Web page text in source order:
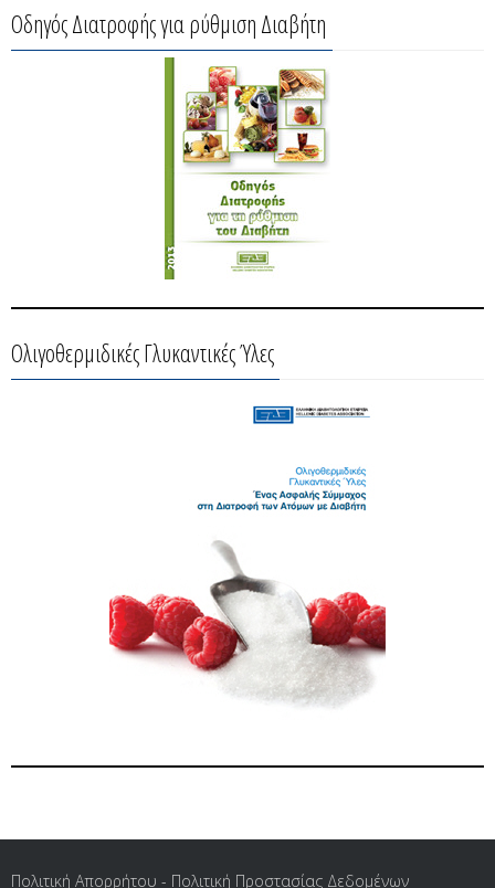
Οδηγός Διατροφής για ρύθμιση Διαβήτη
Ολιγοθερμιδικές Γλυκαντικές Ύλες
Πολιτική Απορρήτου - Πολιτική Προστασίας Δεδομένων